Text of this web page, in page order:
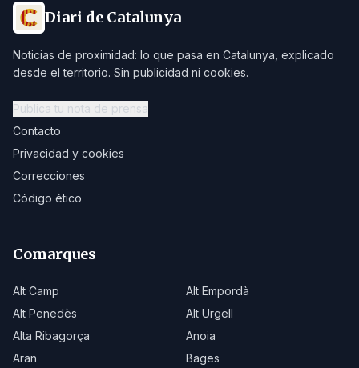
Diari de Catalunya
Noticias de proximidad: lo que pasa en Catalunya, explicado
desde el territorio. Sin publicidad ni cookies.
Publica tu nota de prensa
Contacto
Privacidad y cookies
Correcciones
Código ético
Comarques
Alt Camp
Alt Empordà
Alt Penedès
Alt Urgell
Alta Ribagorça
Anoia
Aran
Bages